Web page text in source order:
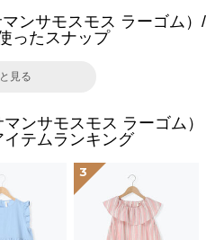
ンサモスモス ラーゴム）/
ったスナップ
見る
ンサモスモス ラーゴム）
テムランキング
3